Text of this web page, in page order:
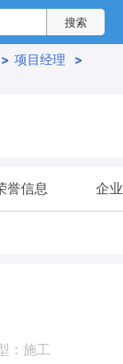
> 项目经理
>
誉信息 企
：施工